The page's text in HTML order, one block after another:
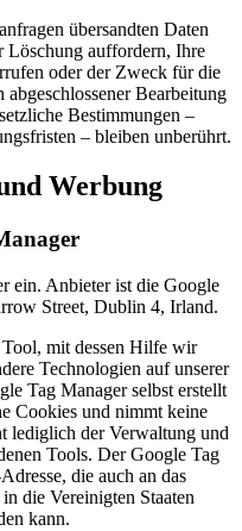
übersandten Daten
Löschung auffordern, Ihre
oder der Zweck für die
Bearbeitung
Bestimmungen –
– bleiben unberührt.
Werbung
ein. Anbieter ist die Google
Street, Dublin 4, Irland.
mit dessen Hilfe wir
Technologien auf unserer
Tag Manager selbst erstellt
Cookies und nimmt keine
lediglich der Verwaltung und
Tools. Der Google Tag
die auch an das
die Vereinigten Staaten
kann.